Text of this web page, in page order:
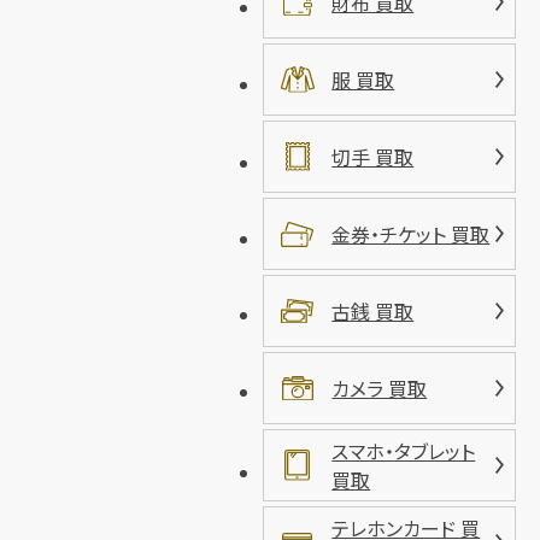
服 買取
切手 買取
金券・チケット 買取
古銭 買取
カメラ 買取
スマホ・タブレット
買取
テレホンカード 買